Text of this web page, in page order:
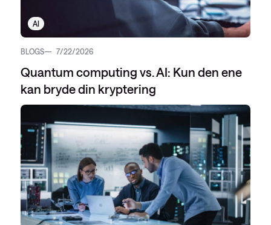
AI
BLOGS 7/22/2026
Quantum computing vs. AI: Kun den ene
kan bryde din kryptering